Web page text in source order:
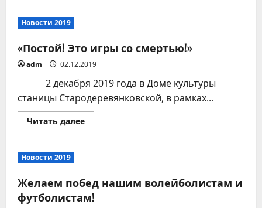
Новости 2019
«Постой! Это игры со смертью!»
adm 02.12.2019
2 декабря 2019 года в Доме культуры
станицы Стародеревянковской, в рамках...
Читать далееПрочитать
больше
смертью!»
Новости 2019
Желаем побед нашим волейболистам и
футболистам!